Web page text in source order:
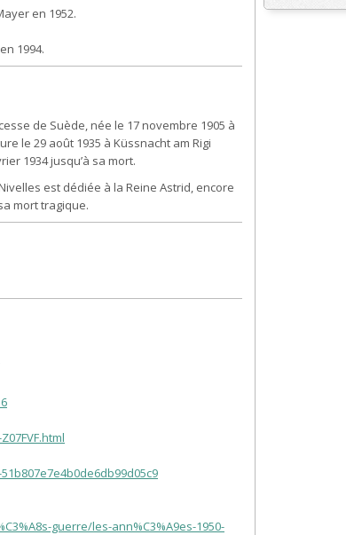
en 1952.
1994.
de Suède, née le 17 novembre 1905 à
le 29 août 1935 à Küssnacht am Rigi
1934 jusqu’à sa mort.
est dédiée à la Reine Astrid, encore
mort tragique.
guerre/les-ann%C3%A9es-1950-